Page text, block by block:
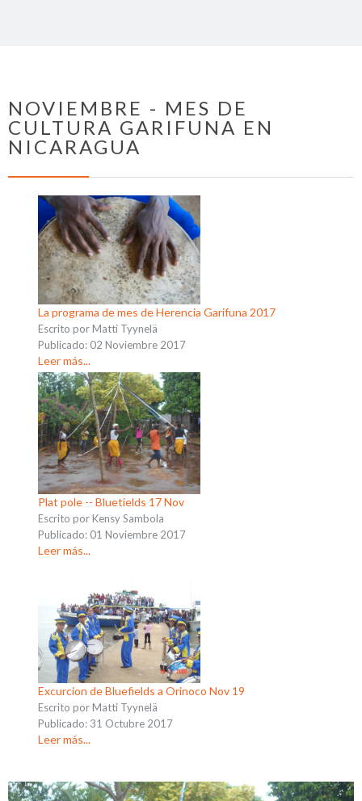
NOVIEMBRE - MES DE
CULTURA GARIFUNA EN
NICARAGUA
La programa de mes de Herencia Garifuna 2017
Escrito por Matti Tyynelä
Publicado: 02 Noviembre 2017
Leer más...
Plat pole -- Bluetields 17 Nov
Escrito por Kensy Sambola
Publicado: 01 Noviembre 2017
Leer más...
Excurcion de Bluefields a Orinoco Nov 19
Escrito por Matti Tyynelä
Publicado: 31 Octubre 2017
Leer más...